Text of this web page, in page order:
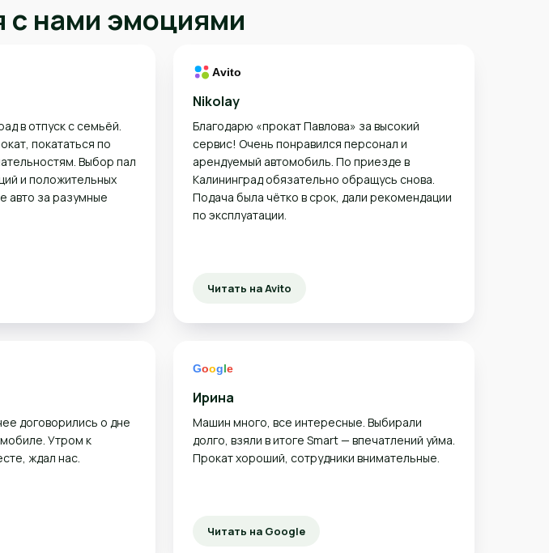
с нами эмоциями
в отпуск с семьёй.
покататься по
Выбор пал
и положительных
авто за разумные
Nikolay
Благодарю «прокат Павлова» за высокий
сервис! Очень понравился персонал и
арендуемый автомобиль. По приезде в
Калининград обязательно обращусь снова.
Подача была чётко в срок, дали рекомендации
по эксплуатации.
Читать на Avito
договорились о дне
Утром к
ждал нас.
Ирина
Машин много, все интересные. Выбирали
долго, взяли в итоге Smart — впечатлений уйма.
Прокат хороший, сотрудники внимательные.
Читать на Google